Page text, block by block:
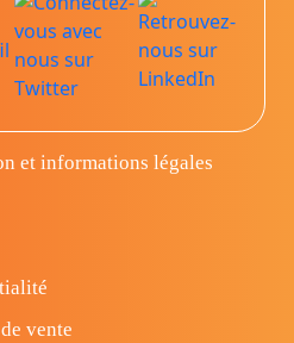
et informations légales
vente